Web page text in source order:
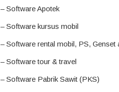
– Software Apotek
– Software kursus mobil
– Software rental mobil, PS, Genset
– Software tour & travel
– Software Pabrik Sawit (PKS)